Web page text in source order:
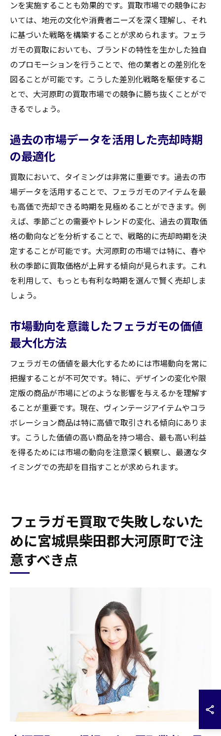
ンを実施することも効果的です。買取市場での競争にお
いては、地元の文化や消費者ニーズを深く理解し、それ
に基づいた戦略を構築することが求められます。フェラ
ガモの買取においても、ブランドの特性を生かした独自
のプロモーションを行うことで、他の業者との差別化を
図ることが可能です。こうした差別化戦略を駆使するこ
とで、大河原町の買取市場での競争に勝ち抜くことがで
きるでしょう。
過去の市場データを活用した売却時期
の最適化
買取において、タイミングは非常に重要です。過去の市
場データを活用することで、フェラガモのアイテムを最
も高価で売却できる時期を見極めることができます。例
えば、季節ごとの需要やトレンドの変化、過去の買取価
格の動向などを分析することで、戦略的に売却時期を決
定することが可能です。大河原町の市場では特に、春や
秋の季節に買取価格が上昇する傾向が見られます。これ
を利用して、もっとも有利な時期を選んで賢く売却しま
しょう。
市場動向を意識したフェラガモの価値
最大化方法
フェラガモの価値を最大化するためには市場動向を常に
把握することが不可欠です。特に、デザインの変化や限
定版の商品が市場にどのような影響を与えるかを理解す
ることが重要です。現在、ヴィンテージアイテムやコラ
ボレーション商品は特に高値で取引される傾向にありま
す。こうした価値の高い商品を持つ場合、最も高い利益
を得るためには市場の動向を注意深く観察し、最適なタ
イミングでの売却を目指すことが求められます。
フェラガモ買取で失敗しないた
めに宮城県柴田郡大河原町で注
意すべき点